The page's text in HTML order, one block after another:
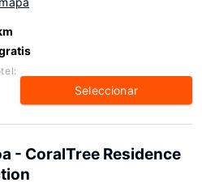
Seleccionar
- CoralTree Residence